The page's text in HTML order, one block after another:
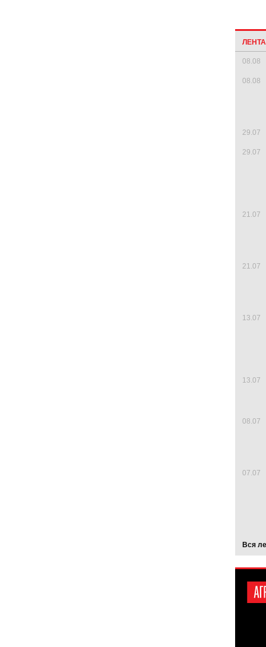
08.08
08.08
29.07
29.07
21.07
21.07
13.07
13.07
08.07
07.07
Вся